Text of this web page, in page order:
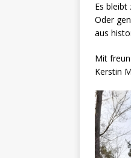
Es
Oder
aus
Mit
Kerstin